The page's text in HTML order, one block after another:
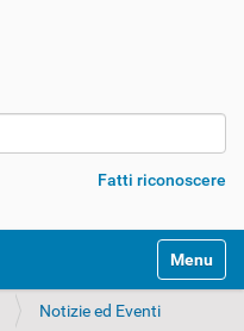
Fatti riconoscere
Alterna
Notizie ed Eventi